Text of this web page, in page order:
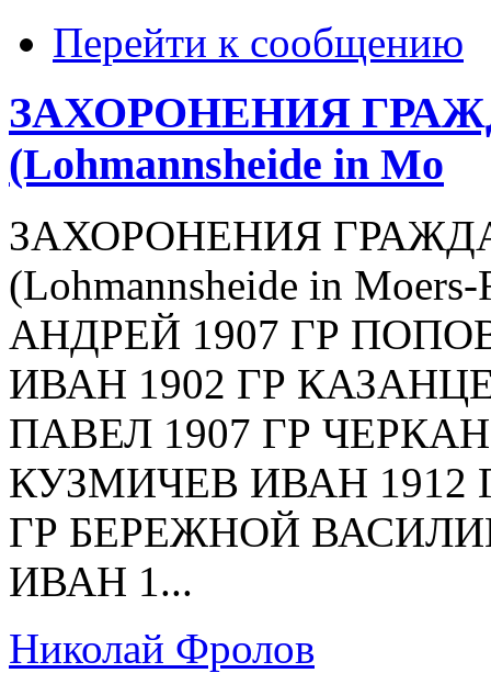
Перейти к сообщению
ЗАХОРОНЕНИЯ
(Lohmannsheide in Mo
ЗАХОРОНЕНИЯ
(Lohmannsheide in
АНДРЕЙ 1907 ГР
ИВАН 1902 ГР
ПАВЕЛ 1907 ГР
КУЗМИЧЕВ ИВАН 1912
ГР БЕРЕЖНОЙ
ИВАН 1...
Николай Фролов